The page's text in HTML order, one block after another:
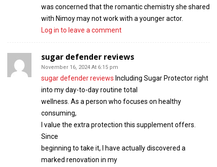
was concerned that the romantic chemistry she shared
with Nimoy may not work with a younger actor.
Log in to leave a comment
sugar defender reviews
November 16, 2024 At 6:15 pm
sugar defender reviews Including Sugar Protector right
into my day-to-day routine total
wellness. As a person who focuses on healthy
consuming,
I value the extra protection this supplement offers.
Since
beginning to take it, I have actually discovered a
marked renovation in my